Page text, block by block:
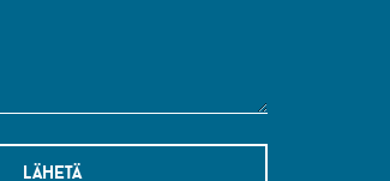
lähetä